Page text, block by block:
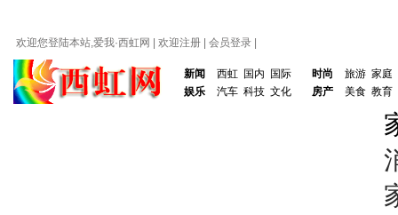
欢迎您登陆本站,爱我·西虹网 欢迎注册 会员登录
新闻 西虹 国内
国际
娱乐
汽车 科技 文化
时尚 旅游 家庭
房产
美食 教育